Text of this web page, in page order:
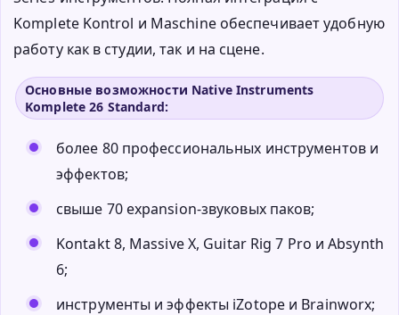
Komplete Kontrol и Maschine обеспечивает удобную
работу как в студии, так и на сцене.
Основные возможности Native Instruments
Komplete 26 Standard:
более 80 профессиональных инструментов и
эффектов;
свыше 70 expansion-звуковых паков;
Kontakt 8, Massive X, Guitar Rig 7 Pro и Absynth
6;
инструменты и эффекты iZotope и Brainworx;